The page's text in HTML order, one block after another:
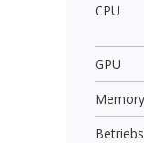
CPU
GPU
Memory